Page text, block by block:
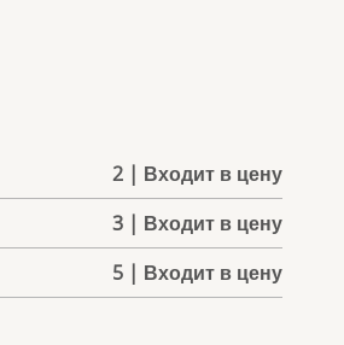
2 | Входит в цену
3 | Входит в цену
5 | Входит в цену